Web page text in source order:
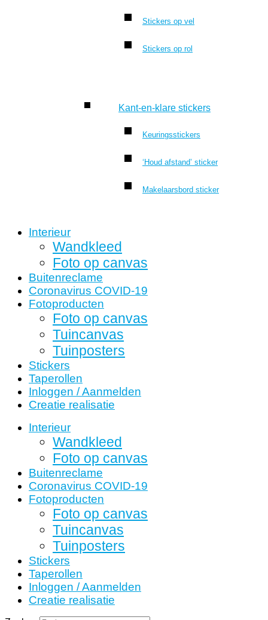
Stickers op vel
Stickers op rol
Kant-en-klare stickers
Keuringsstickers
‘Houd afstand’ sticker
Makelaarsbord sticker
Interieur
Wandkleed
Foto op canvas
Buitenreclame
Coronavirus COVID-19
Fotoproducten
Foto op canvas
Tuincanvas
Tuinposters
Stickers
Taperollen
Inloggen / Aanmelden
Creatie realisatie
Interieur
Wandkleed
Foto op canvas
Buitenreclame
Coronavirus COVID-19
Fotoproducten
Foto op canvas
Tuincanvas
Tuinposters
Stickers
Taperollen
Inloggen / Aanmelden
Creatie realisatie